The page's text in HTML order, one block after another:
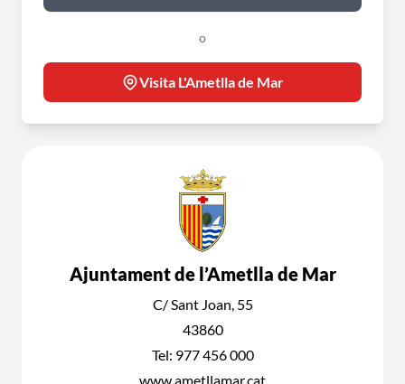
o
Visita L'Ametlla de Mar
Ajuntament de l’Ametlla de Mar
C/ Sant Joan, 55
43860
Tel: 977 456 000
www.ametllamar.cat